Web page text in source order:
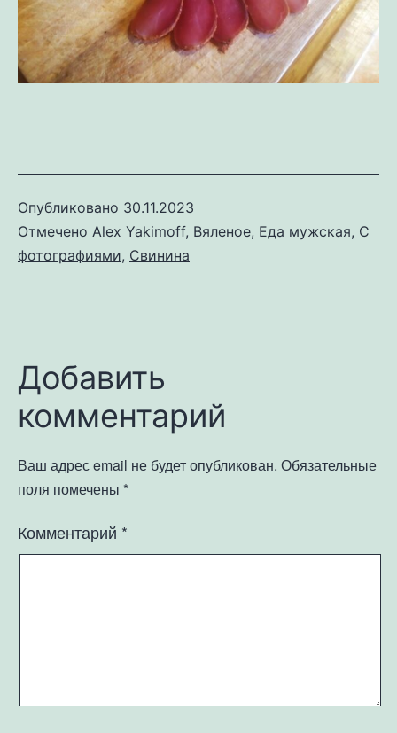
Опубликовано 30.11.2023
Отмечено Alex Yakimoff, Вяленое, Еда мужская, С
фотографиями, Свинина
Добавить
комментарий
Ваш адрес email не будет опубликован. Обязательные
поля помечены *
Комментарий *